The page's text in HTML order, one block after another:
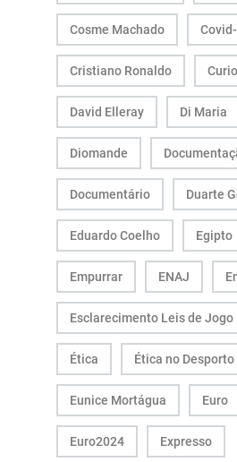
Cosme Machado
Cristiano Ronaldo
David Elleray Di Maria
Diomande
Documentário Duarte
Eduardo Coelho Egipto
Empurrar ENAJ
Esclarecimento Leis de Jogo
Ética Ética no Desporto
Eunice Mortágua Euro
Euro2024 Expresso